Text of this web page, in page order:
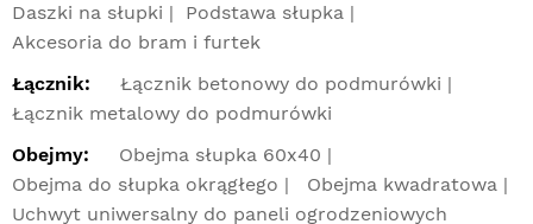
Daszki na słupki
Podstawa słupka
Akcesoria do bram i furtek
Łącznik:
Łącznik betonowy do podmurówki
Łącznik metalowy do podmurówki
Obejmy:
Obejma słupka 60x40
Obejma do słupka okrągłego
Obejma kwadratowa
Uchwyt uniwersalny do paneli ogrodzeniowych